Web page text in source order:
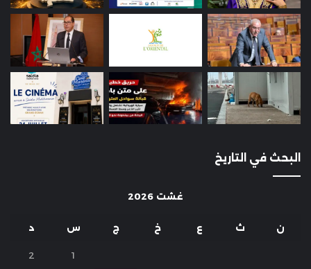
البحث في التاريخ
غشت 2026
ن ث ع خ ج س د
1
2